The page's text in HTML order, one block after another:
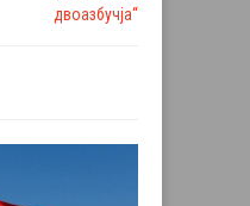
двоазбучја“